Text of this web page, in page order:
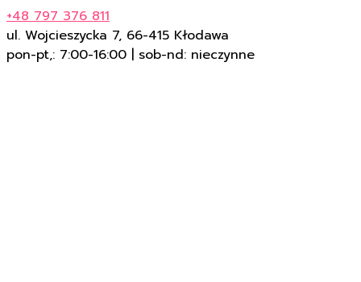
+48 797 376 811
ul. Wojcieszycka 7, 66-415 Kłodawa
pon-pt,: 7:00-16:00 | sob-nd: nieczynne